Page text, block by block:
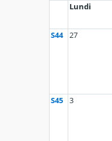
Lundi
S44 27
S45 3